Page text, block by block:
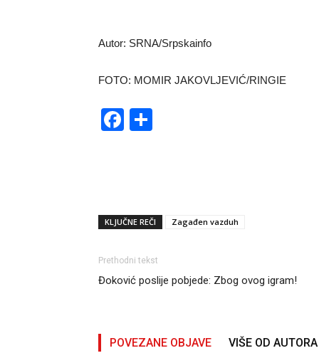
Autor: SRNA/Srpskainfo
FOTO: MOMIR JAKOVLJEVIĆ/RINGIE
Facebook
KLJUČNE REČI Zagađen vazduh
Prethodni tekst
Đoković poslije pobjede: Zbog ovog igram!
POVEZANE OBJAVE VIŠE OD AUTORA